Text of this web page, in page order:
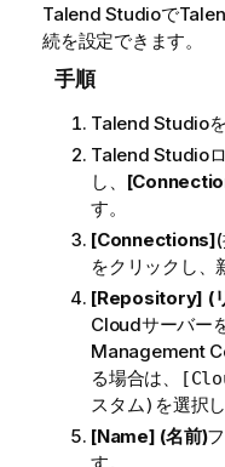
Talend Studioで
続を設定できます。
手順
Talend Studio
Talend Studio
し、
す。
[Connections]
をクリックし、
[Repository] (
Cloudサーバー
Management
る場合は、
スタム) を選択
[Name] (名前)